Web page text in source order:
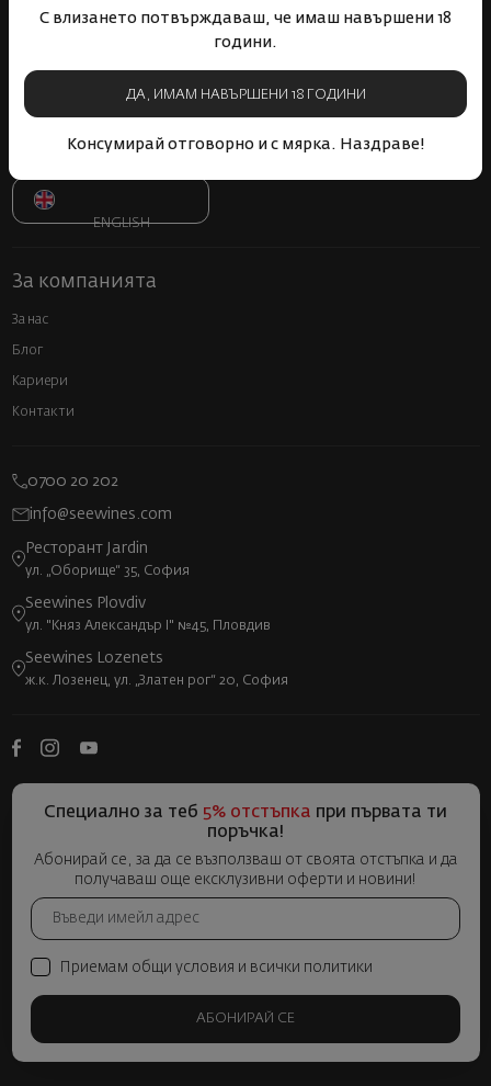
С влизането потвърждаваш, че имаш навършени 18
години.
ДА, ИМАМ НАВЪРШЕНИ 18 ГОДИНИ
Консумирай отговорно и с мярка. Наздраве!
Онлайн решаване на спорове
Прекратяване на винен абонамент
Декларация за достъпност
Информация за AI
ENGLISH
За компанията
За нас
Блог
Кариери
Контакти
0700 20 202
info@seewines.com
Ресторант Jardin
ул. „Оборище“ 35, София
Seewines Plovdiv
ул. "Княз Александър I" №45, Пловдив
Seewines Lozenets
ж.к. Лозенец, ул. „Златен рог“ 20, София
Специално за теб 5% отстъпка при първата ти
поръчка!
Абонирай се, за да се възползваш от своята отстъпка и да
получаваш още ексклузивни оферти и новини!
Приемам общи условия и всички политики
АБОНИРАЙ СЕ